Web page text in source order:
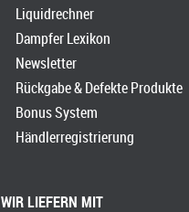
Liquidrechner
Dampfer Lexikon
Newsletter
Rückgabe & Defekte Produkte
Bonus System
Händlerregistrierung
WIR LIEFERN MIT